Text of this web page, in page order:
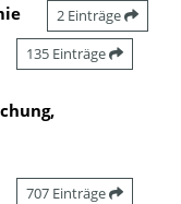
2 Einträge
135 Einträge
707 Einträge